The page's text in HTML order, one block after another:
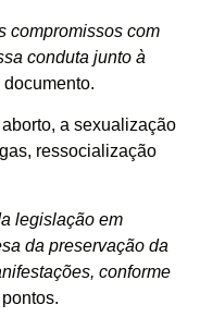
compromissos com
conduta junto à
documento.
a sexualização
ressocialização
legislação em
da preservação da
conforme